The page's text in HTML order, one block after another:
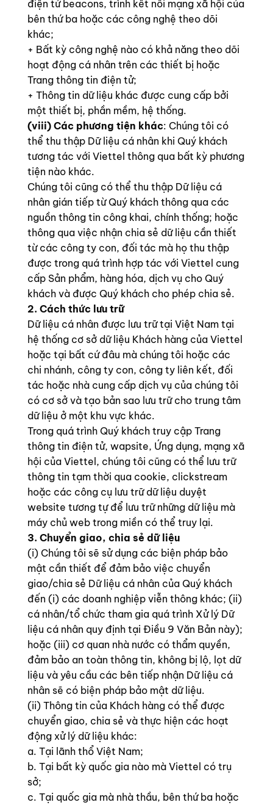
điện tử beacons, trình kết nối mạng xã hội của
bên thứ ba hoặc các công nghệ theo dõi
khác;
+ Bất kỳ công nghệ nào có khả năng theo dõi
hoạt động cá nhân trên các thiết bị hoặc
Trang thông tin điện tử;
+ Thông tin dữ liệu khác được cung cấp bởi
một thiết bị, phần mềm, hệ thống.
(viii) Các phương tiện khác: Chúng tôi có
thể thu thập Dữ liệu cá nhân khi Quý khách
tương tác với Viettel thông qua bất kỳ phương
tiện nào khác.
Chúng tôi cũng có thể thu thập Dữ liệu cá
nhân gián tiếp từ Quý khách thông qua các
nguồn thông tin công khai, chính thống; hoặc
thông qua việc nhận chia sẻ dữ liệu cần thiết
từ các công ty con, đối tác mà họ thu thập
được trong quá trình hợp tác với Viettel cung
cấp Sản phẩm, hàng hóa, dịch vụ cho Quý
khách và được Quý khách cho phép chia sẻ.
2. Cách thức lưu trữ
Dữ liệu cá nhân được lưu trữ tại Việt Nam tại
hệ thống cơ sở dữ liệu Khách hàng của Viettel
hoặc tại bất cứ đâu mà chúng tôi hoặc các
chi nhánh, công ty con, công ty liên kết, đối
tác hoặc nhà cung cấp dịch vụ của chúng tôi
có cơ sở và tạo bản sao lưu trữ cho trung tâm
dữ liệu ở một khu vực khác.
Trong quá trình Quý khách truy cập Trang
thông tin điện tử, wapsite, Ứng dụng, mạng xã
hội của Viettel, chúng tôi cũng có thể lưu trữ
thông tin tạm thời qua cookie, clickstream
hoặc các công cụ lưu trữ dữ liệu duyệt
website tương tự để lưu trữ những dữ liệu mà
máy chủ web trong miền có thể truy lại.
3. Chuyển giao, chia sẻ dữ liệu
(i) Chúng tôi sẽ sử dụng các biện pháp bảo
mật cần thiết để đảm bảo việc chuyển
giao/chia sẻ Dữ liệu cá nhân của Quý khách
đến (i) các doanh nghiệp viễn thông khác; (ii)
cá nhân/tổ chức tham gia quá trình Xử lý Dữ
liệu cá nhân quy định tại Điều 9 Văn Bản này);
hoặc (iii) cơ quan nhà nước có thẩm quyền,
đảm bảo an toàn thông tin, không bị lộ, lọt dữ
liệu và yêu cầu các bên tiếp nhận Dữ liệu cá
nhân sẽ có biện pháp bảo mật dữ liệu.
(ii) Thông tin của Khách hàng có thể được
chuyển giao, chia sẻ và thực hiện các hoạt
động xử lý dữ liệu khác:
a. Tại lãnh thổ Việt Nam;
b. Tại bất kỳ quốc gia nào mà Viettel có trụ
sở;
c. Tại quốc gia mà nhà thầu, bên thứ ba hoặc